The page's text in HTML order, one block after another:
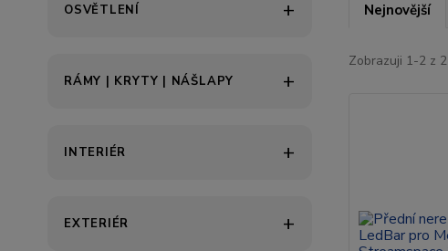
OSVĚTLENÍ
RÁMY | KRYTY | NÁŠLAPY
INTERIÉR
EXTERIÉR
Nejnovější
Zobrazuji 1-2 z 2